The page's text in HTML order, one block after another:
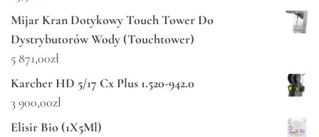
Mijar Kran Dotykowy Touch Tower Do
Dystrybutorów Wody (Touchtower)
5 871,00zł
Karcher HD 5/17 Cx Plus 1.520-942.0
3 900,00zł
Elisir Bio (1X5Ml)